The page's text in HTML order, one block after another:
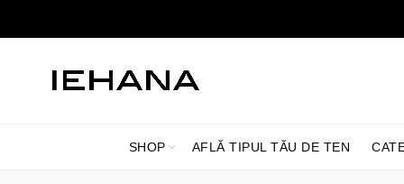
SHOP AFLĂ TIPUL TĂU DE TEN